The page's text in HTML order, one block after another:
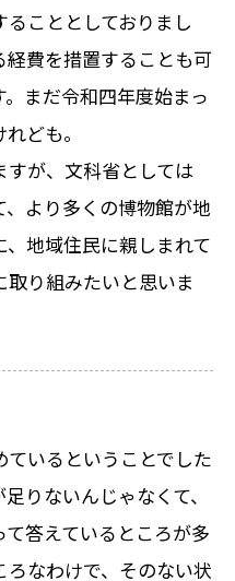
こととしておりまし
費を措置することも可
まだ令和四年度始まっ
ども。
が、文科省としては
より多くの博物館が地
地域住民に親しまれて
り組みたいと思いま
いるということでした
りないんじゃなくて、
答えているところが多
なわけで、そのない状